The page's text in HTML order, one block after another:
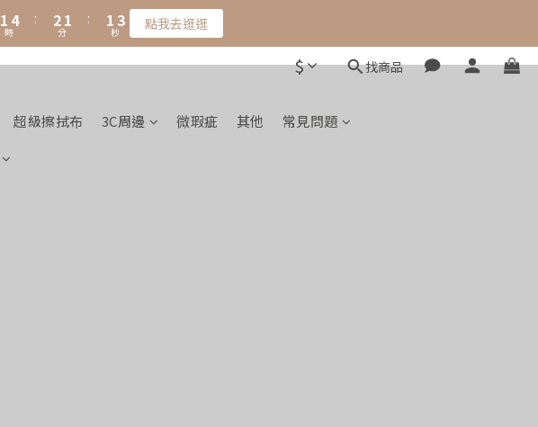
1
0
4
3
2
時
:
2
1
0
1
0
分
:
1
0
2
1
0
秒 點我去逛逛
$ 找商品
超級擦拭布 3C周邊 微瑕疵 其他
常見問題